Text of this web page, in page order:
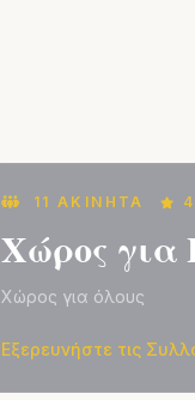
11 ΑΚΊΝΗΤΑ
Χώρος για
Χώρος για όλους
Εξερευνήστε τις